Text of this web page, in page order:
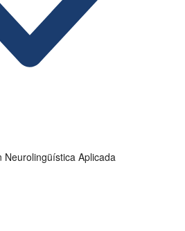
Neurolingüística Aplicada